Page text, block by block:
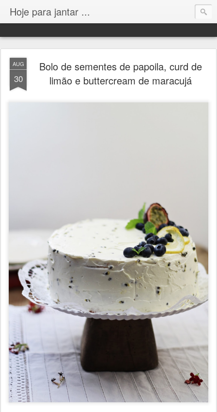
Hoje para jantar ...
AUG
30
Bolo de sementes de papoila, curd de
limão e buttercream de maracujá